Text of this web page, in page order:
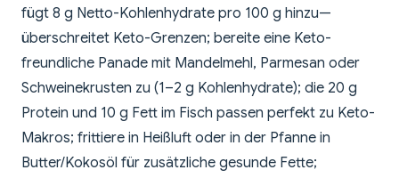
fügt 8 g Netto-Kohlenhydrate pro 100 g hinzu—
überschreitet Keto-Grenzen; bereite eine Keto-
freundliche Panade mit Mandelmehl, Parmesan oder
Schweinekrusten zu (1–2 g Kohlenhydrate); die 20 g
Protein und 10 g Fett im Fisch passen perfekt zu Keto-
Makros; frittiere in Heißluft oder in der Pfanne in
Butter/Kokosöl für zusätzliche gesunde Fette;